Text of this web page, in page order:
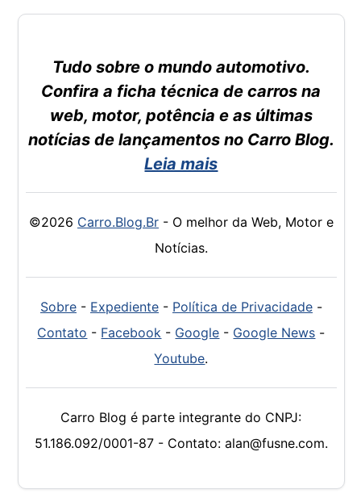
Tudo sobre o mundo automotivo.
Confira a ficha técnica de carros na
web, motor, potência e as últimas
notícias de lançamentos no Carro Blog.
Leia mais
©2026 Carro.Blog.Br- O melhor da Web, Motor e
Notícias.
Sobre- Expediente- Política de Privacidade-
Contato - Facebook - Google - Google News -
Youtube.
Carro Blog é parte integrante do CNPJ:
51.186.092/0001-87 - Contato: alan@fusne.com.